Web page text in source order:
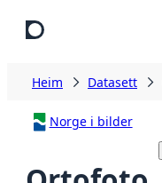
Heim Datasett
Norge i bilder